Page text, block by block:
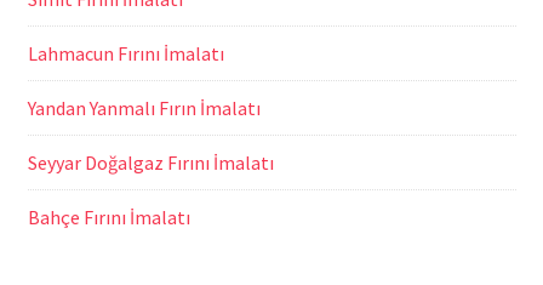
Lahmacun Fırını İmalatı
Yandan Yanmalı Fırın İmalatı
Seyyar Doğalgaz Fırını İmalatı
Bahçe Fırını İmalatı